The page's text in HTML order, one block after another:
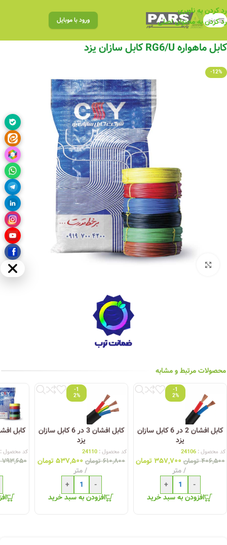
رد کردن به ناوبری
رد کردن به محتوای اصلی
منو ورود با موبایل
کابل ماهواره RG6/U کابل سازان یزد
-12%
بزرگنمایی تصویر
محصولات مرتبط و مشابه
-1
2%
کابل افشان 2 در 6 کابل سازان
یزد
کد محصول : 24106
۴۰۶,۵۰۰ تومان ۳۵۷,۷۰۰ تومان
متر
-
+
افزودن به سبد خرید
-1
2%
کابل افشان 3 در 6 کابل سازان
یزد
کد محصول : 24110
۶۱۰,۸۰۰ تومان ۵۳۷,۵۰۰تومان
متر
-
+
افزودن به سبد خرید
کد محصول
۷۹۳,۶۵۰